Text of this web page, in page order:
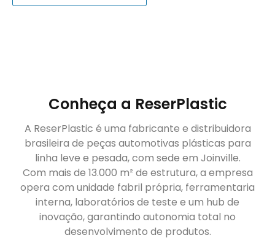
Conheça a ReserPlastic
A ReserPlastic é uma fabricante e distribuidora
brasileira de peças automotivas plásticas para
linha leve e pesada, com sede em Joinville.
Com mais de 13.000 m² de estrutura, a empresa
opera com unidade fabril própria, ferramentaria
interna, laboratórios de teste e um hub de
inovação, garantindo autonomia total no
desenvolvimento de produtos.